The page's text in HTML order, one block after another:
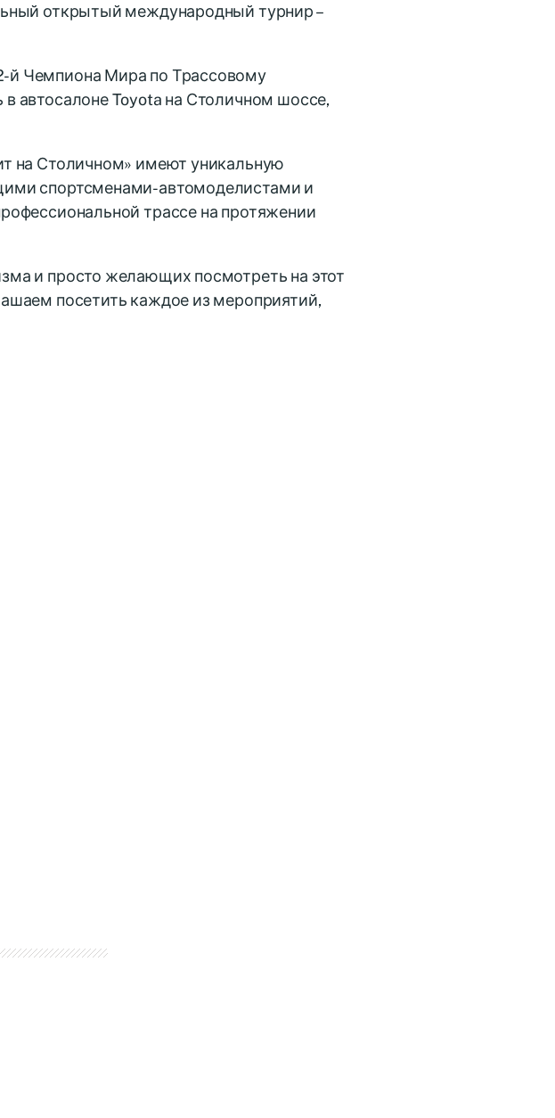
открытый международный турнир –
й Чемпиона Мира по Трассовому
автосалоне Toyota на Столичном шоссе,
на Столичном» имеют уникальную
спортсменами-автомоделистами и
трассе на протяжении
и просто желающих посмотреть на этот
посетить каждое из мероприятий,